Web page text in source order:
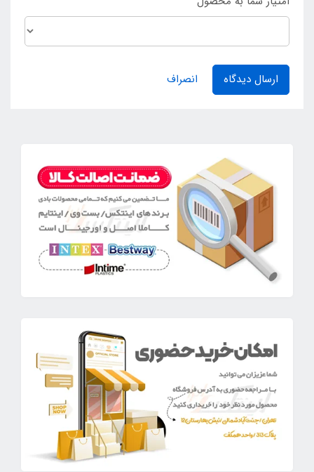
ارسال دیدگاه انصراف